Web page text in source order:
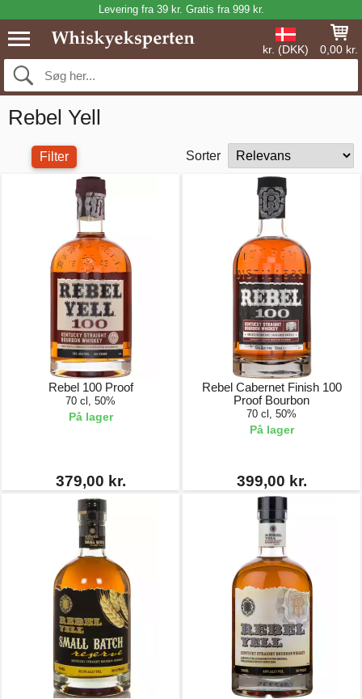
Levering fra 39 kr. Gratis fra 999 kr.
kr. (DKK) 0,00 kr.
Rebel Yell
Filter Sorter
Rebel 100 Proof
70 cl, 50%
På lager
379,00 kr.
Rebel Cabernet Finish 100
Proof Bourbon
70 cl, 50%
På lager
399,00 kr.